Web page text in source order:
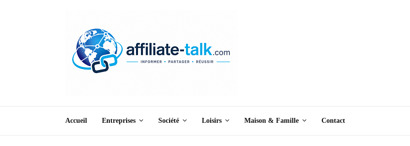
Accueil Entreprises Société Loisirs Maison & Famille Contact